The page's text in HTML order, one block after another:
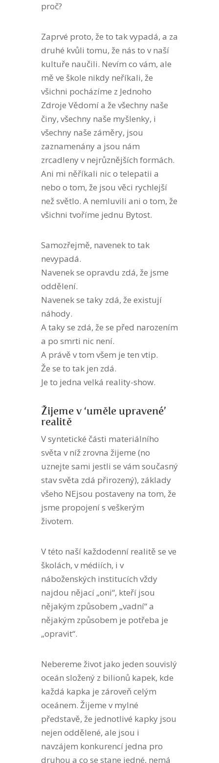
proč?
Zaprvé proto, že to tak vypadá, a za
druhé kvůli tomu, že nás to v naší
kultuře naučili. Nevím co vám, ale
mě ve škole nikdy neříkali, že
všichni pocházíme z Jednoho
Zdroje Vědomí a že všechny naše
činy, všechny naše myšlenky, i
všechny naše záměry, jsou
zaznamenány a jsou nám
zrcadleny v nejrůznějších formách.
Ani mi něříkali nic o telepatii a
nebo o tom, že jsou věci rychlejší
než světlo. A nemluvili ani o tom, že
všichni tvoříme jednu Bytost.
Samozřejmě, navenek to tak
nevypadá.
Navenek se opravdu zdá, že jsme
oddělení.
Navenek se taky zdá, že existují
náhody.
A taky se zdá, že se před narozením
a po smrti nic není.
A právě v tom všem je ten vtip.
Že se to tak jen zdá.
Je to jedna velká reality-show.
Žijeme v ‘uměle upravené’
realitě
V syntetické části materiálního
světa v níž zrovna žijeme (no
uznejte sami jestli se vám současný
stav světa zdá přirozený), základy
všeho NEjsou postaveny na tom, že
jsme propojení s veškerým
životem.
V této naší každodenní realitě se ve
školách, v médiích, i v
náboženských institucích vždy
najdou nějací „oni“, kteří jsou
nějakým způsobem „vadní“ a
nějakým způsobem je potřeba je
„opravit“.
Nebereme život jako jeden souvislý
oceán složený z bilionů kapek, kde
každá kapka je zároveň celým
oceánem. Žijeme v mylné
představě, že jednotlivé kapky jsou
nejen oddělené, ale jsou i
navzájem konkurencí jedna pro
druhou a co se stane jedné, nemá